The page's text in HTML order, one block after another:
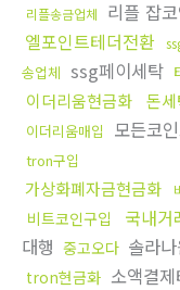
리플송금업체 리플 잡
엘포인트테더전환
송업체 ssg페이세탁
이더리움현금화 돈
이더리움매입 모든코
tron구입
가상화폐자금현금화
비트코인구입 국내거
대행 중고오다 솔라
tron현금화 소액결